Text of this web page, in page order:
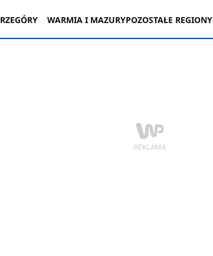
GÓRY WARMIA I MAZURYPOZOSTAŁE REGIONY